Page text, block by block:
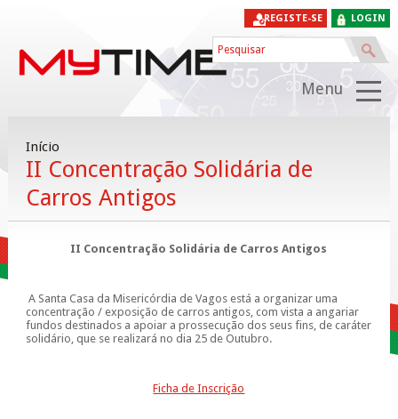
LOGIN
REGISTE-SE
Menu
Início
II Concentração Solidária de
Carros Antigos
II Concentração Solidária de Carros Antigos
A Santa Casa da Misericórdia de Vagos está a organizar uma
concentração / exposição de carros antigos, com vista a angariar
fundos destinados a apoiar a prossecução dos seus fins, de caráter
solidário, que se realizará no dia 25 de Outubro.
Ficha de Inscrição